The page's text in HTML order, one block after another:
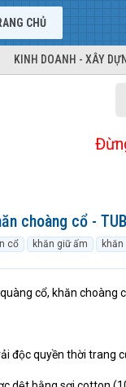
CHỦ
KINH DOANH - XÂY
choàng cổ -
cổ khăn giữ ấm
cổ, khăn choàng
độc quyền thời trang